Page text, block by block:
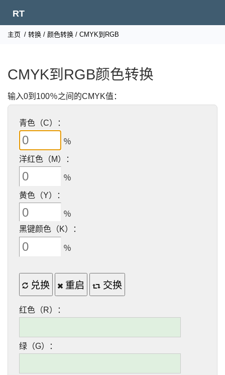
RT
主页 / 转换 / 颜色转换 / CMYK到RGB
CMYK到RGB颜色转换
输入0到100％之间的CMYK值：
青色（C）：
％
洋红色（M）：
％
黄色（Y）：
％
黑键颜色（K）：
％
兑换 重启 交换
红色（R）：
绿（G）：